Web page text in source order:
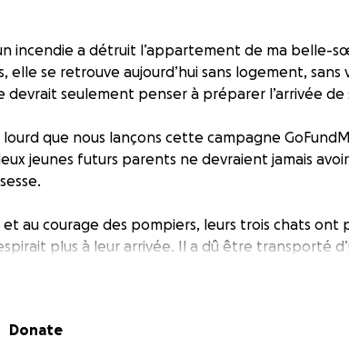
incendie a détruit l’appartement de ma belle-
elle se retrouve aujourd’hui sans logement,
devrait seulement penser à préparer l’arrivée de
lourd que nous lançons cette campagne
jeunes futurs parents ne devraient jamais
au courage des pompiers, leurs trois chats ont
plus à leur arrivée. Il a dû être transporté
d’oxygénothérapie. Les frais vétérinaires sont
besoin de notre soutien, de notre solidarité, de
Donate